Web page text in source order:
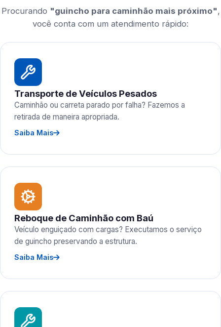
Procurando "guincho para caminhão mais próximo",
você conta com um atendimento rápido:
Transporte de Veículos Pesados
Caminhão ou carreta parado por falha? Fazemos a
retirada de maneira apropriada.
Saiba Mais
Reboque de Caminhão com Baú
Veículo enguiçado com cargas? Executamos o serviço
de guincho preservando a estrutura.
Saiba Mais